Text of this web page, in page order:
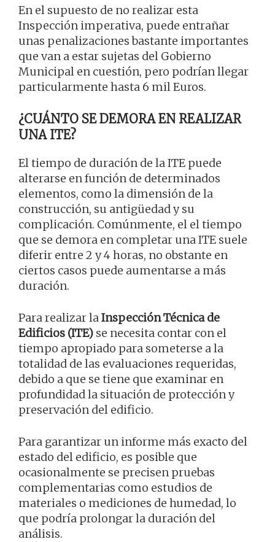
En el supuesto de no realizar esta
Inspección imperativa, puede entrañar
unas penalizaciones bastante importantes
que van a estar sujetas del Gobierno
Municipal en cuestión, pero podrían llegar
particularmente hasta 6 mil Euros.
¿CUÁNTO SE DEMORA EN REALIZAR
UNA ITE?
El tiempo de duración de la ITE puede
alterarse en función de determinados
elementos, como la dimensión de la
construcción, su antigüedad y su
complicación. Comúnmente, el el tiempo
que se demora en completar una ITE suele
diferir entre 2 y 4 horas, no obstante en
ciertos casos puede aumentarse a más
duración.
Para realizar laInspección Técnica de
Edificios (ITE) se necesita contar con el
tiempo apropiado para someterse a la
totalidad de las evaluaciones requeridas,
debido a que se tiene que examinar en
profundidad la situación de protección y
preservación del edificio.
Para garantizar un informe más exacto del
estado del edificio, es posible que
ocasionalmente se precisen pruebas
complementarias como estudios de
materiales o mediciones de humedad, lo
que podría prolongar la duración del
análisis.